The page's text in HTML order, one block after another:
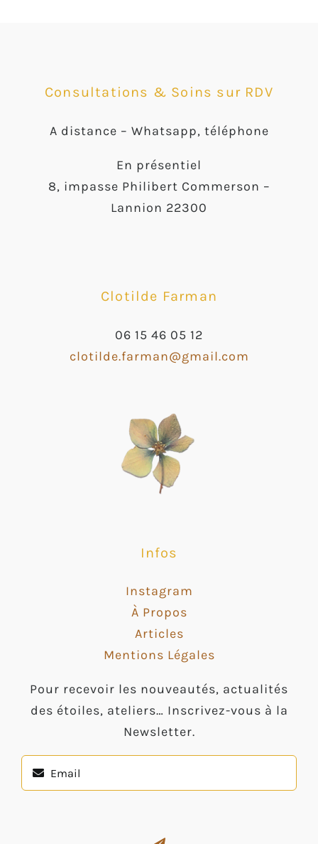
Consultations & Soins sur RDV
A distance – Whatsapp, téléphone
En présentiel
8, impasse Philibert Commerson –
Lannion 22300
Clotilde Farman
06 15 46 05 12
clotilde.farman@gmail.com
Infos
Instagram
À Propos
Articles
Mentions Légales
Pour recevoir les nouveautés, actualités
des étoiles, ateliers… Inscrivez-vous à la
Newsletter.